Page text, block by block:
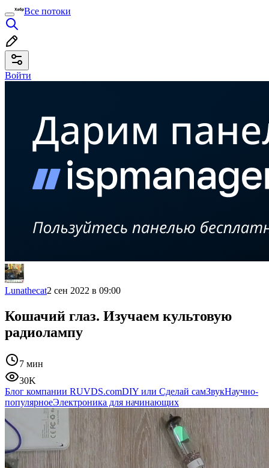
Все потоки
Войти
Lunathecat2 сен 2022 в 09:00
Кошачий глаз. Изучаем культовую
радиолампу
7 мин
30K
Блог компании RUVDS.comDIY или Сделай самЗвукНаучно-
популярноеЭлектроника для начинающих